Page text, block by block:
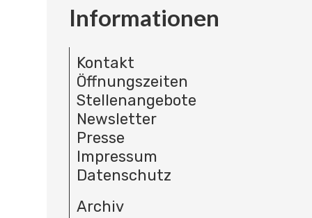
Informationen
Kontakt
Öffnungszeiten
Stellenangebote
Newsletter
Presse
Impressum
Datenschutz
Archiv